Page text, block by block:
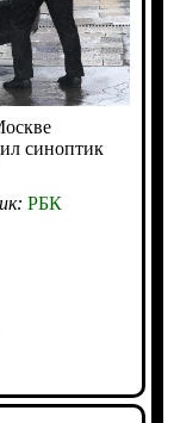
синоптик
РБК